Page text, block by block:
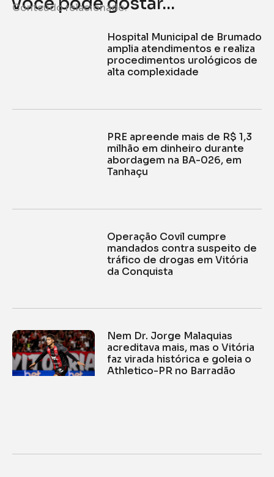
Conteúdo relacionado.
Hospital Municipal de Brumado
amplia atendimentos e realiza
procedimentos urológicos de
alta complexidade
PRE apreende mais de R$ 1,3
milhão em dinheiro durante
abordagem na BA-026, em
Tanhaçu
Operação Covil cumpre
mandados contra suspeito de
tráfico de drogas em Vitória
da Conquista
Nem Dr. Jorge Malaquias
acreditava mais, mas o Vitória
faz virada histórica e goleia o
Athletico-PR no Barradão